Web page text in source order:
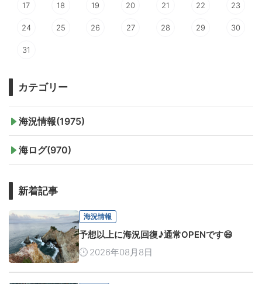
17 18 19 20 21 22 23
24 25 26 27 28 29 30
31
カテゴリー
海況情報(1975)
海ログ(970)
新着記事
海況情報
予想以上に海況回復♪通常OPENです😄
2026年08月8日